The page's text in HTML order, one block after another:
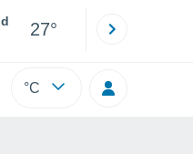
27°
°C